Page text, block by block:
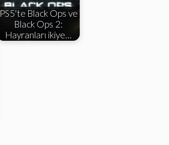
PS5'te Black Ops ve
Black Ops 2:
Hayranları ikiye…